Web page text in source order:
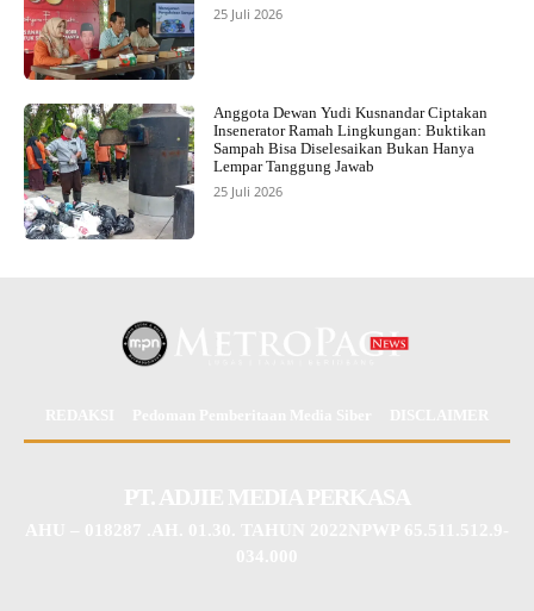
25 Juli 2026
Anggota Dewan Yudi Kusnandar Ciptakan
Insenerator Ramah Lingkungan: Buktikan
Sampah Bisa Diselesaikan Bukan Hanya
Lempar Tanggung Jawab
25 Juli 2026